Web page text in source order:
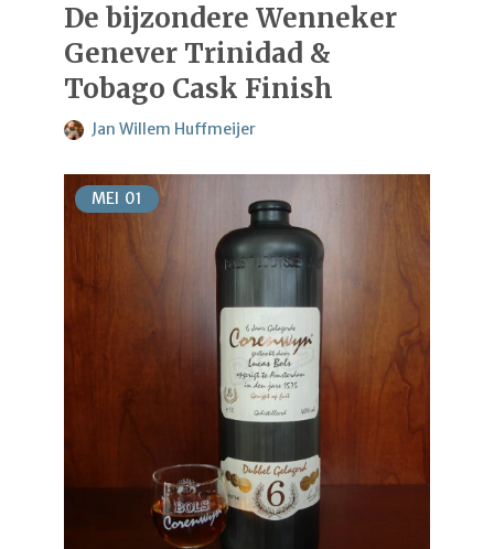
De bijzondere Wenneker
Genever Trinidad &
Tobago Cask Finish
Jan Willem Huffmeijer
MEI 01